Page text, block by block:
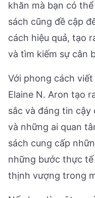
khăn mà bạn có
sách cũng đề cập
cách hiệu quả, tạo
và tìm kiếm sự cân
Với phong cách
Elaine N. Aron tạo
sắc và đáng tin
và những ai quan
sách cung cấp
những bước thực
thịnh vượng trong